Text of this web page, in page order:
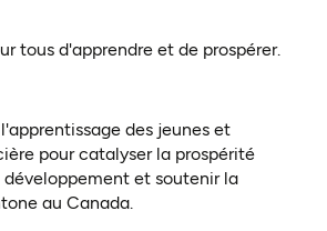
tous d'apprendre et de prospérer.
des jeunes et
pour catalyser la prospérité
développement et soutenir la
au Canada.